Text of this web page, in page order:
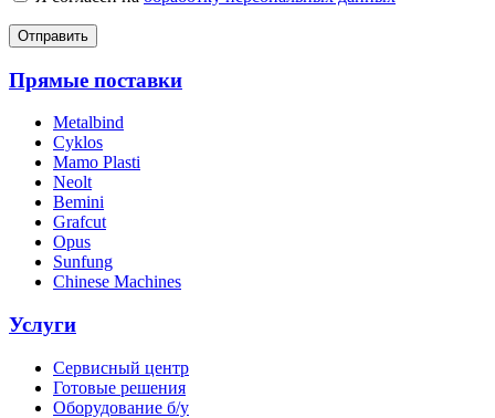
Отправить
Прямые поставки
Metalbind
Cyklos
Mamo Plasti
Neolt
Bemini
Grafcut
Opus
Sunfung
Chinese Machines
Услуги
Сервисный центр
Готовые решения
Оборудование б/у